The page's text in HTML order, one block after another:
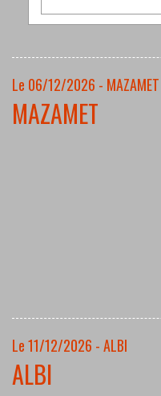
Le 06/12/2026 - MAZAMET
MAZAMET
Le 11/12/2026 - ALBI
ALBI